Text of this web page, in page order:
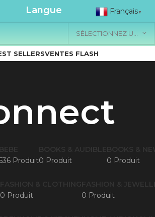
Langue Français ▼
SELLERSVENTES FLASH
Produit0 Produit
0 Produit
0 Produit
0 Produit